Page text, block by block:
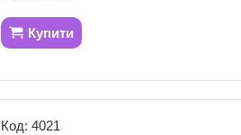
Купити
4021